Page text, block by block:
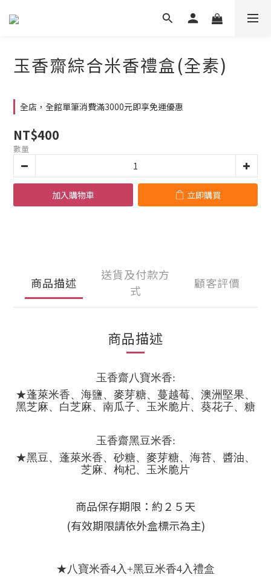
玉香齋綜合米香禮盒(全素)
全店，全館單筆消費滿3000元即享免運優惠
NT$400
數量
加入購物車 立即購買
商品描述
送貨及付款方
式
顧客評價
商品描述
玉香齋八寶米香:
★蓬萊米香、海鹽、麥芽糖、蔓越莓、澳洲堅果、
黑芝麻、白芝麻、南瓜子、玉米脆片、葵花子、糖
玉香齋黑豆米香:
★黑豆、蓬萊米香、砂糖、麥芽糖、海苔、醬油、
芝麻、 枸杞、玉米脆片
商品保存期限：約２５天
(有效期限請依外盒標示為主)
★八寶米香4入+黑豆米香4入禮盒